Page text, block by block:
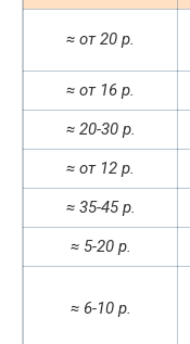
≈ от 20 р.
≈ от 16 р.
≈ 20-30 р.
≈ от 12 р.
≈ 35-45 р.
≈ 5-20 р.
≈ 6-10 р.